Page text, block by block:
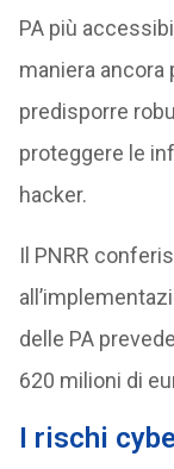
PA più
maniera ancora
predisporre
proteggere le
hacker.
Il PNRR
delle PA
620 milioni di
I rischi